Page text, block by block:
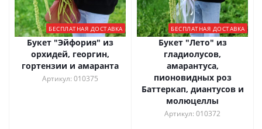
БЕСПЛАТНАЯ ДОСТАВКА
Букет "Эйфория" из
орхидей, георгин,
гортензии и амаранта
Артикул: 010375
БЕСПЛАТНАЯ ДОСТАВКА
Букет "Лето" из
гладиолусов,
амарантуса,
пионовидных роз
Баттеркап, диантусов и
молюцеллы
Артикул: 010372